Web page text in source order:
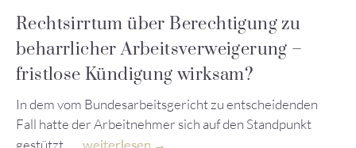
Rechtsirrtum über Berechtigung zu
beharrlicher Arbeitsverweigerung –
fristlose Kündigung wirksam?
In dem vom Bundesarbeitsgericht zu entscheidenden
Fall hatte der Arbeitnehmer sich auf den Standpunkt
gestützt, … weiterlesen